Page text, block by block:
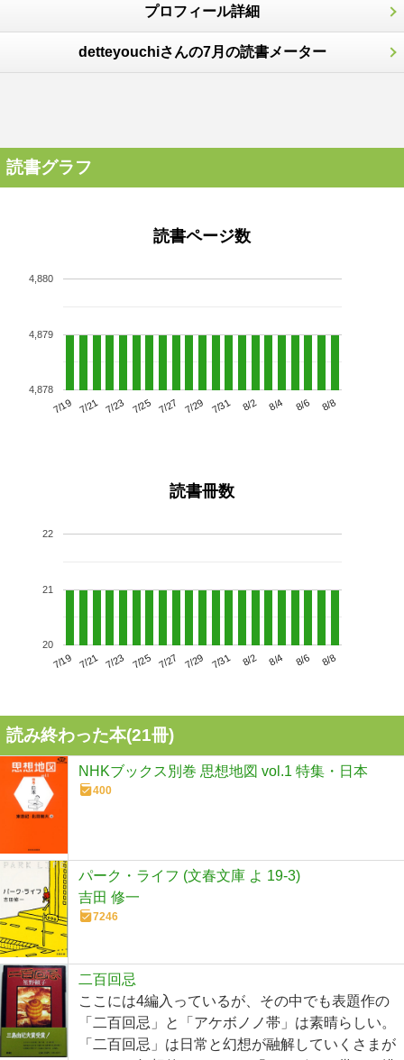
プロフィール詳細
detteyouchiさんの7月の読書メーター
読書グラフ
読書ページ数
7/19 7/21 7/23 7/25 7/27 7/29 7/31 8/2 8/4 8/6 8/8
4,878
4,879
4,880
読書冊数
7/19 7/21 7/23 7/25 7/27 7/29 7/31 8/2 8/4 8/6 8/8
20
21
22
読み終わった本(21冊)
NHKブックス別巻 思想地図 vol.1 特集・日本
400
パーク・ライフ (文春文庫 よ 19-3)
吉田 修一
7246
二百回忌
ここには4編入っているが、その中でも表題作の
「二百回忌」と「アケボノノ帯」は素晴らしい。
「二百回忌」は日常と幻想が融解していくさまが